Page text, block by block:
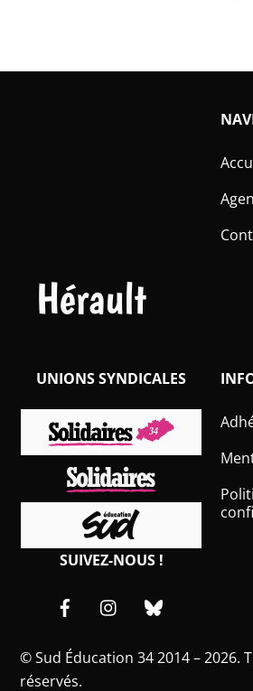
Hérault
SUIVEZ-NOUS !
FacebookInstagram
UNIONS SYNDICALES
©Sud Éducation 342014 – 2026.
réservés.